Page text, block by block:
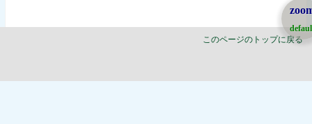
このページのトップに戻る